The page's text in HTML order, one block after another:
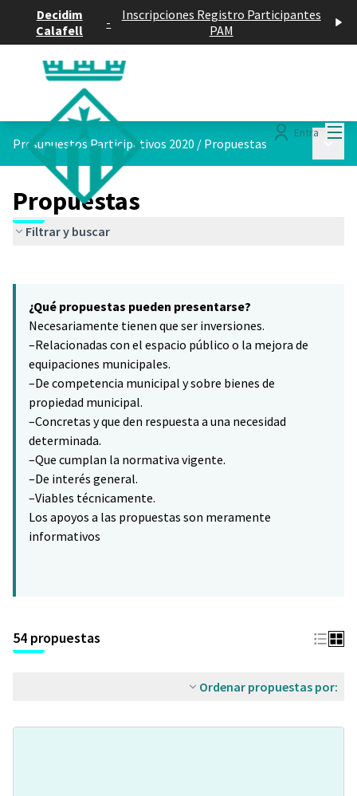
Decidim
Calafell
-
Inscripciones Registro Participantes
PAM
Entra
Presupuestos Participativos 2020 / Propuestas
Propuestas
Filtrar y buscar
−
¿Qué propuestas pueden presentarse?
Necesariamente tienen que ser inversiones.
–Relacionadas con el espacio público o la mejora de
equipaciones municipales.
–De competencia municipal y sobre bienes de
propiedad municipal.
–Concretas y que den respuesta a una necesidad
determinada.
–Que cumplan la normativa vigente.
–De interés general.
–Viables técnicamente.
Los apoyos a las propuestas son meramente
informativos
54 propuestas
Ordenar propuestas por: